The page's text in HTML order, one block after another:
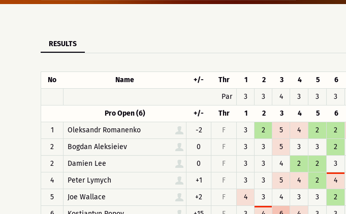
RESULTS
No Name +/- Thr 1 2 3 4 5 6
Par
3 3 4 3 3 3
Pro Open (6)
+/- Thr 1 2 3 4 5 6
1
Oleksandr Romanenko -2 F 3 2 5 4 2 2
2
Bogdan Aleksieiev 0 F 3 3 5 3 3 2
2
Damien Lee 0 F 3 3 4 2 2 3
4
Peter Lymych +1 F 3 3 5 4 2 4
5
Joe Wallace +2 F 4 3 4 3 3 2